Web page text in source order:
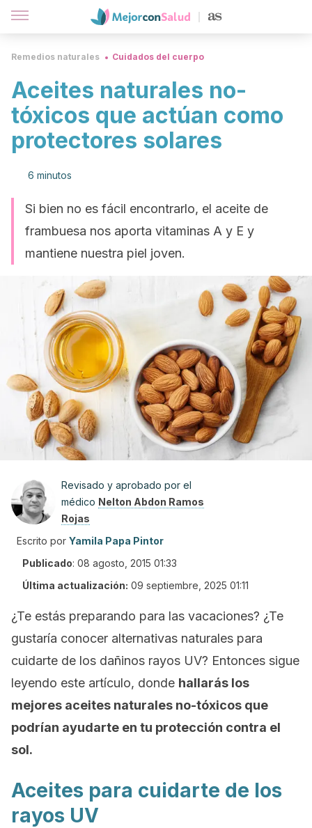
Remedios naturales Cuidados del cuerpo
Aceites naturales no-
tóxicos que actúan como
protectores solares
6 minutos
Si bien no es fácil encontrarlo, el aceite de
frambuesa nos aporta vitaminas A y E y
mantiene nuestra piel joven.
Revisado y aprobado por el
médico Nelton Abdon Ramos
Rojas
Escrito por Yamila Papa Pintor
Publicado: 08 agosto, 2015 01:33
Última actualización: 09 septiembre, 2025 01:11
¿Te estás preparando para las vacaciones? ¿Te
gustaría conocer alternativas naturales para
cuidarte de los dañinos rayos UV? Entonces sigue
leyendo este artículo, donde hallarás los
mejores aceites naturales no-tóxicos que
podrían ayudarte en tu protección contra el
sol.
Aceites para cuidarte de los
rayos UV